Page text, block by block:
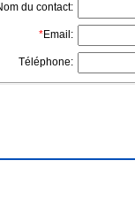
du contact:
*Email:
Téléphone: